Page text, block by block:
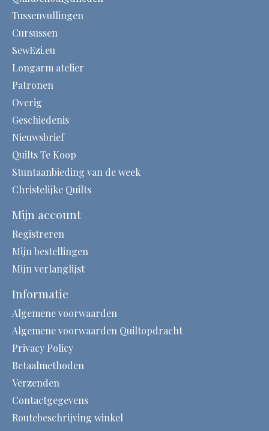
Tussenvullingen
Cursussen
SewEzi.eu
Longarm atelier
Patronen
Overig
Geschiedenis
Nieuwsbrief
Quilts Te Koop
Stuntaanbieding van de week
Christelijke Quilts
Mijn account
Registreren
Mijn bestellingen
Mijn verlanglijst
Informatie
Algemene voorwaarden
Algemene voorwaarden Quiltopdracht
Privacy Policy
Betaalmethoden
Verzenden
Contactgegevens
Routebeschrijving winkel